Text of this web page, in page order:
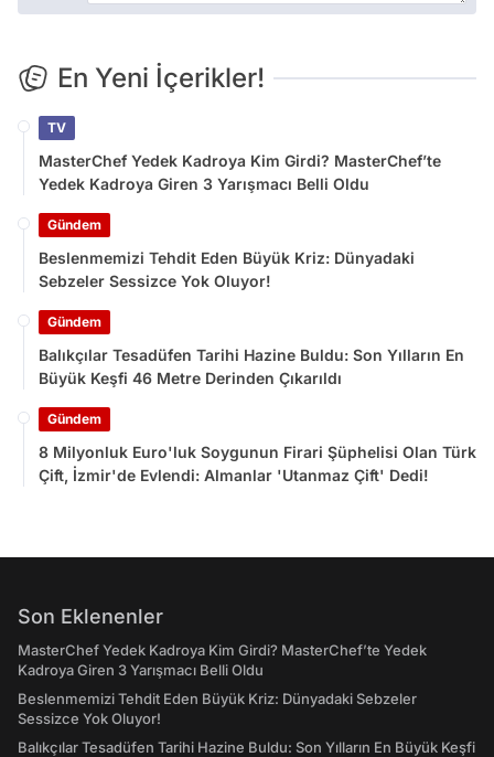
En Yeni İçerikler!
TV
MasterChef Yedek Kadroya Kim Girdi? MasterChef’te
Yedek Kadroya Giren 3 Yarışmacı Belli Oldu
Gündem
Beslenmemizi Tehdit Eden Büyük Kriz: Dünyadaki
Sebzeler Sessizce Yok Oluyor!
Gündem
Balıkçılar Tesadüfen Tarihi Hazine Buldu: Son Yılların En
Büyük Keşfi 46 Metre Derinden Çıkarıldı
Gündem
8 Milyonluk Euro'luk Soygunun Firari Şüphelisi Olan Türk
Çift, İzmir'de Evlendi: Almanlar 'Utanmaz Çift' Dedi!
Son Eklenenler
MasterChef Yedek Kadroya Kim Girdi? MasterChef’te Yedek
Kadroya Giren 3 Yarışmacı Belli Oldu
Beslenmemizi Tehdit Eden Büyük Kriz: Dünyadaki Sebzeler
Sessizce Yok Oluyor!
Balıkçılar Tesadüfen Tarihi Hazine Buldu: Son Yılların En Büyük Keşfi